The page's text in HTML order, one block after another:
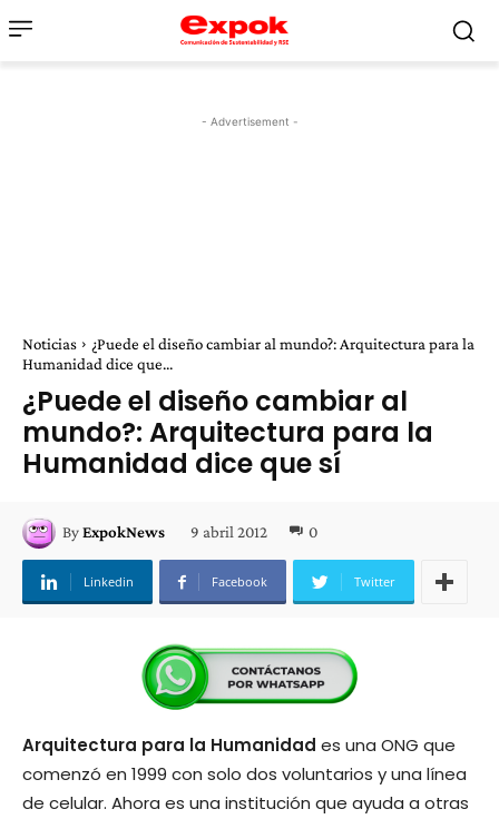
- Advertisement -
Noticias
¿Puede el diseño cambiar al mundo?: Arquitectura para la
Humanidad dice que...
¿Puede el diseño cambiar al
mundo?: Arquitectura para la
Humanidad dice que sí
ByExpokNews 9 abril 2012 0
Linkedin Facebook Twitter
Arquitectura para la Humanidad es una ONG que
comenzó en 1999 con solo dos voluntarios y una línea
de celular. Ahora es una institución que ayuda a otras